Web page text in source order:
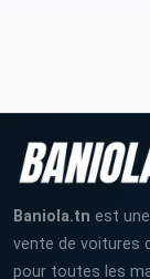
Baniola.tn est
vente de voitures
pour toutes les